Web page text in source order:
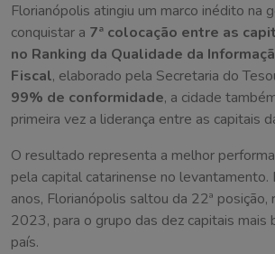
Florianópolis atingiu um marco inédito na
conquistar a 7ª colocação entre as
no Ranking da Qualidade da
Fiscal, elaborado pela Secretaria do
99% de conformidade, a cidade
primeira vez a liderança entre as capitais
O resultado representa a melhor
pela capital catarinense no levantamento.
anos, Florianópolis saltou da 22ª posição,
2023, para o grupo das dez capitais mais
país.